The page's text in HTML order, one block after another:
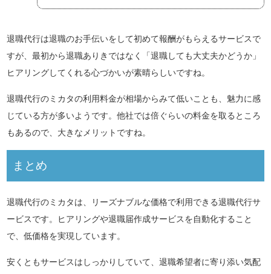
退職代行は退職のお手伝いをして初めて報酬がもらえるサービスで
すが、最初から退職ありきではなく「退職しても大丈夫かどうか」
ヒアリングしてくれる心づかいが素晴らしいですね。
退職代行のミカタの利用料金が相場からみて低いことも、魅力に感
じている方が多いようです。他社では倍ぐらいの料金を取るところ
もあるので、大きなメリットですね。
まとめ
退職代行のミカタは、リーズナブルな価格で利用できる退職代行サ
ービスです。ヒアリングや退職届作成サービスを自動化すること
で、低価格を実現しています。
安くともサービスはしっかりしていて、退職希望者に寄り添い気配